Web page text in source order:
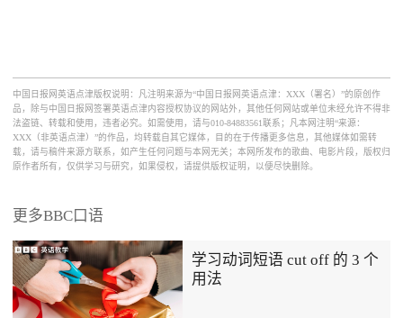
中国日报网英语点津版权说明：凡注明来源为“中国日报网英语点津：XXX（署名）”的原创作
品，除与中国日报网签署英语点津内容授权协议的网站外，其他任何网站或单位未经允许不得非
法盗链、转载和使用，违者必究。如需使用，请与010-84883561联系；凡本网注明“来源：
XXX（非英语点津）”的作品，均转载自其它媒体，目的在于传播更多信息，其他媒体如需转
载，请与稿件来源方联系，如产生任何问题与本网无关；本网所发布的歌曲、电影片段，版权归
原作者所有，仅供学习与研究，如果侵权，请提供版权证明，以便尽快删除。
更多BBC口语
学习动词短语 cut off 的 3 个
用法